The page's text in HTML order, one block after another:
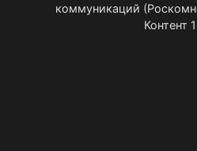
коммуникаций
Контент